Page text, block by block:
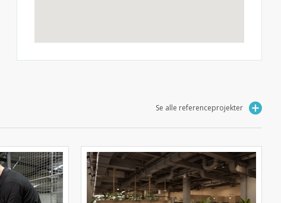
Se alle referenceprojekter